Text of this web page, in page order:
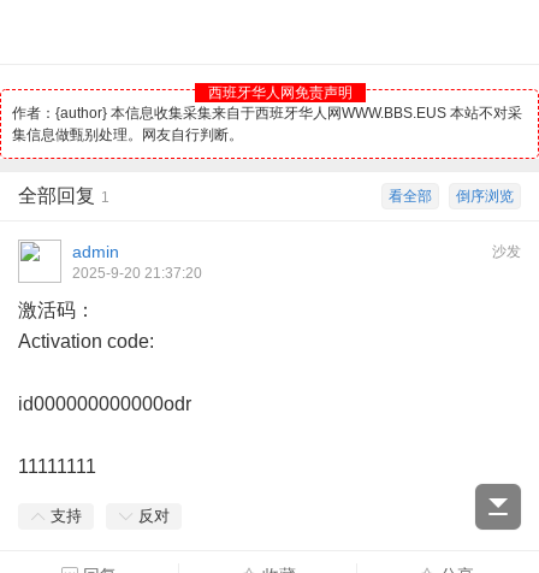
西班牙华人网免责声明
作者：{author} 本信息收集采集来自于西班牙华人网WWW.BBS.EUS 本站不对采
集信息做甄别处理。网友自行判断。
倒序浏览
看全部
全部回复 1
沙发
admin
2025-9-20 21:37:20
激活码：
Activation code:
id000000000000odr
11111111
支持 反对